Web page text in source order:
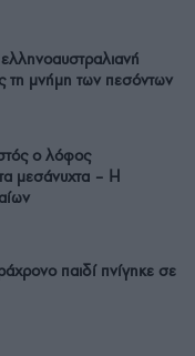
τη μνήμη των πεσόντων
ο λόφος
μεσάνυχτα – Η
παιδί πνίγηκε σε